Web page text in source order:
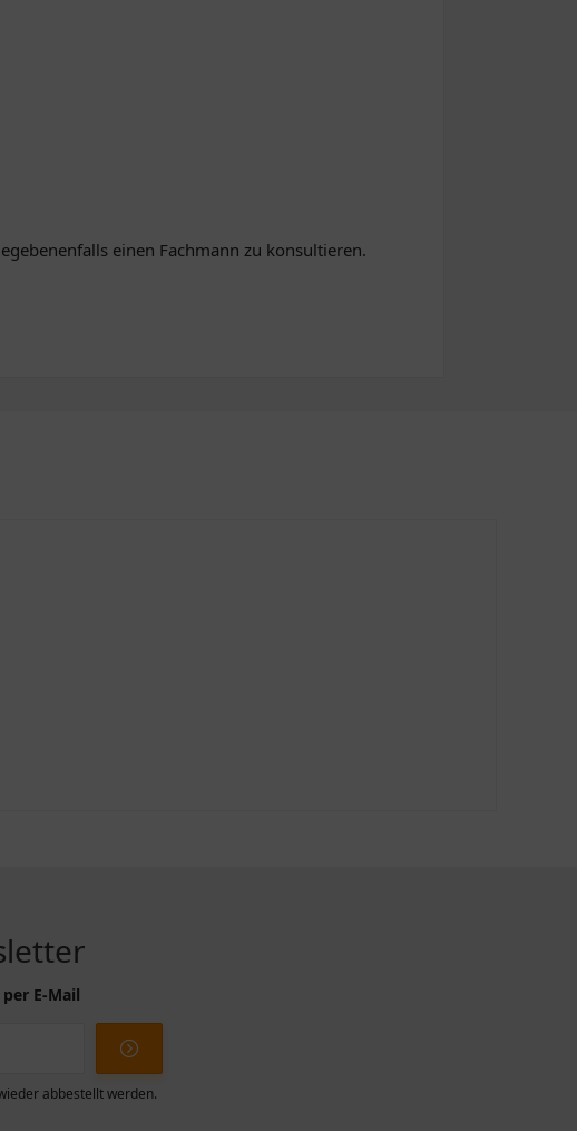
einen Fachmann zu konsultieren.
E-Mail
abbestellt werden.